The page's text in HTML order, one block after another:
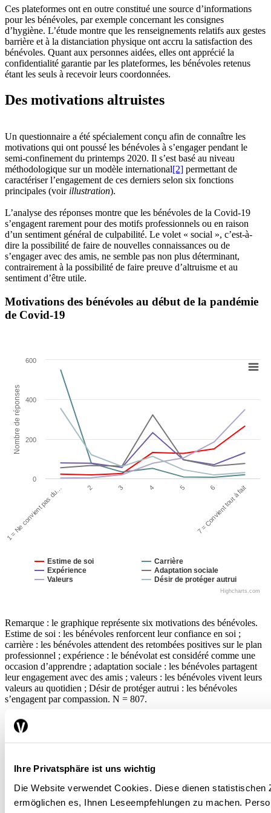
Ihre Privatsphäre ist uns wichtig
Die Website verwendet Cookies. Diese dienen statistischen
ermöglichen es, Ihnen Leseempfehlungen zu machen.
Ces plateformes ont en outre constitué une source d’informations
pour les bénévoles, par exemple concernant les consignes
d’hygiène. L’étude montre que les renseignements relatifs aux gestes
barrière et à la distanciation physique ont accru la satisfaction des
bénévoles. Quant aux personnes aidées, elles ont apprécié la
confidentialité garantie par les plateformes, les bénévoles retenus
étant les seuls à recevoir leurs coordonnées.
Des motivations altruistes
Un questionnaire a été spécialement conçu afin de connaître les
motivations qui ont poussé les bénévoles à s’engager pendant le
semi-confinement du printemps 2020. Il s’est basé au niveau
méthodologique sur un modèle international[2] permettant de
caractériser l’engagement de ces derniers selon six fonctions
principales (voir illustration).
L’analyse des réponses montre que les bénévoles de la Covid-19
s’engagent rarement pour des motifs professionnels ou en raison
d’un sentiment général de culpabilité. Le volet « social », c’est-à-
dire la possibilité de faire de nouvelles connaissances ou de
s’engager avec des amis, ne semble pas non plus déterminant,
contrairement à la possibilité de faire preuve d’altruisme et au
sentiment d’être utile.
Motivations des bénévoles au début de la pandémie
de Covid-19
Nombre de réponses
Estime de soi
Carrière
Expérience
Adaptation sociale
Valeurs
Désir de protéger autrui
1 = Ne convient pas du… 2 3 4 5 6
7 = Convient tout à fait
0
200
400
600
Highcharts.com
Remarque : le graphique représente six motivations des bénévoles.
Estime de soi : les bénévoles renforcent leur confiance en soi ;
carrière : les bénévoles attendent des retombées positives sur le plan
professionnel ; expérience : le bénévolat est considéré comme une
occasion d’apprendre ; adaptation sociale : les bénévoles partagent
leur engagement avec des amis ; valeurs : les bénévoles vivent leurs
valeurs au quotidien ; Désir de protéger autrui : les bénévoles
s’engagent par compassion. N = 807.
Source : Von Schnurbein, Liberatore et Lindenmeier / La Vie
économique
L’influence des plateformes en ligne sur la satisfaction que les
bénévoles retirent de leur engagement a également été étudiée[3]à